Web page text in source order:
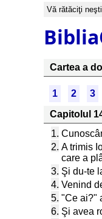
Vă rătăciţi
Cartea a
1 2 3
Capitolul
1.
2. A trimis
care a
3. Şi du-te
4. Venind
5. "Ce ai?"
6. Şi avea